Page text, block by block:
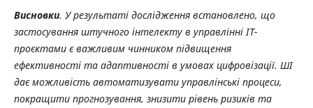
Висновки. У результаті дослідження встановлено, що
застосування штучного інтелекту в управлінні ІТ-
проєктами є важливим чинником підвищення
ефективності та адаптивності в умовах цифровізації. ШІ
дає можливість автоматизувати управлінські процеси,
покращити прогнозування, знизити рівень ризиків та